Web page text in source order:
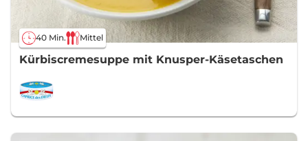
40 Min. Mittel
Kürbiscremesuppe mit Knusper-Käsetaschen